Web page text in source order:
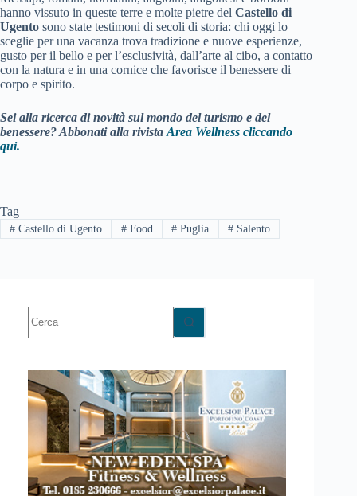
hanno vissuto in queste terre e molte pietre del Castello di
Ugento sono state testimoni di secoli di storia: chi oggi lo
sceglie per una vacanza trova tradizione e nuove esperienze,
gusto per il bello e per l’esclusività, dall’arte al cibo, a contatto
con la natura e in una cornice che favorisce il benessere di
corpo e spirito.
Sei alla ricerca di novità sul mondo del turismo e del
benessere? Abbonati alla rivistaArea Wellness cliccando
qui.
Tag
#Castello di Ugento #Food # Puglia # Salento
risultato